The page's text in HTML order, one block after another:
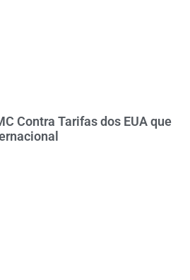
Contra Tarifas dos EUA que